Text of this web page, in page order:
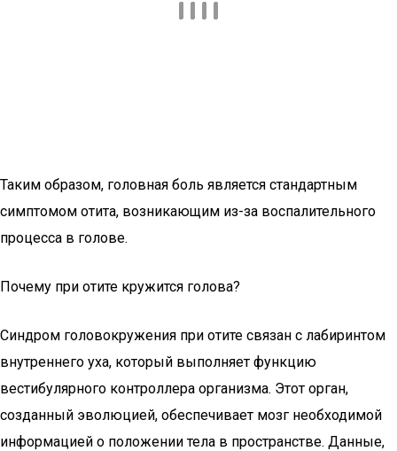
Таким образом, головная боль является стандартным
симптомом отита, возникающим из-за воспалительного
процесса в голове.
Почему при отите кружится голова?
Синдром головокружения при отите связан с лабиринтом
внутреннего уха, который выполняет функцию
вестибулярного контроллера организма. Этот орган,
созданный эволюцией, обеспечивает мозг необходимой
информацией о положении тела в пространстве. Данные,